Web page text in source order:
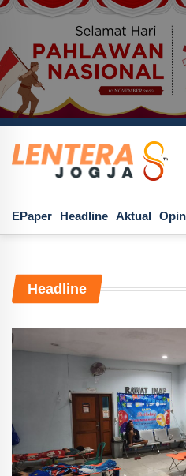
EPaper Headline Aktual
Headline